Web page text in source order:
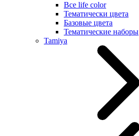
Все life color
Тематически цвета
Базовые цвета
Тематические наборы
Tamiya